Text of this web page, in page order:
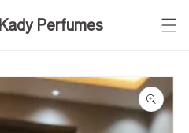
للمحتوى
Kady Perfumes
تخطى
لمعلومات
المنتج